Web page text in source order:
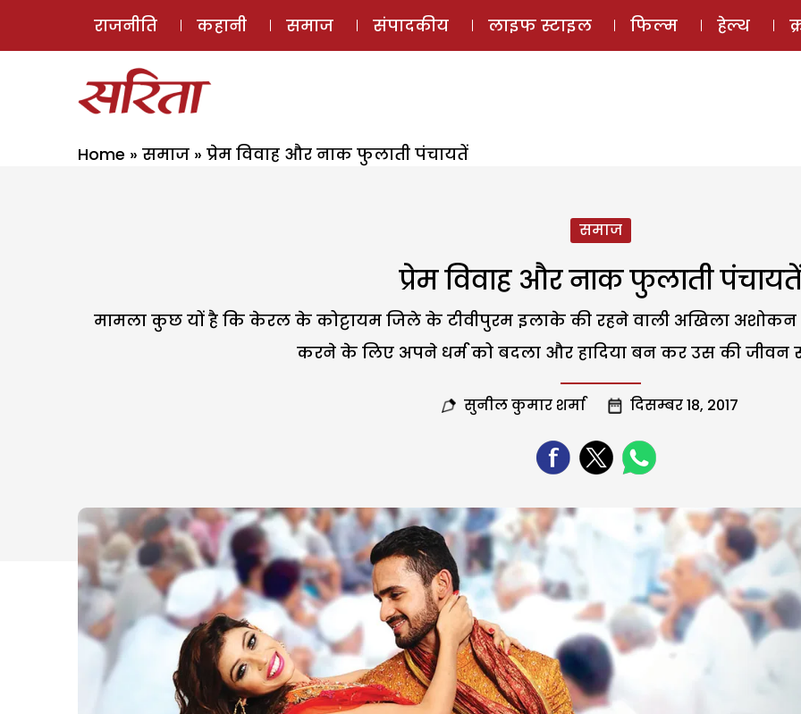
ई-मैगज़ीन
राजनीति कहानी समाज संपादकीय लाइफ स्टाइल फिल्म हेल्थ
Home » समाज » प्रेम विवाह और नाक फुलाती पंचायतें
समाज
प्रेम विवाह और नाक फुलाती पंचायतें
मामला कुछ यों है कि केरल के कोट्टायम जिले के टीवीपुरम इलाके की रहने वाली अखिला
करने के लिए अपने धर्म को बदला और हादिया बन कर उस की जीवन
सुनील कुमार शर्मा दिसम्बर 18, 2017